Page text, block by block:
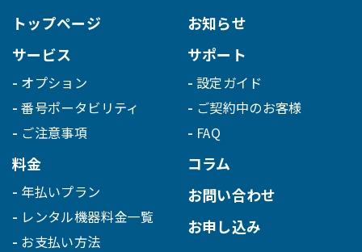
トップページ
サービス
オプション
番号ポータビリティ
ご注意事項
料金
年払いプラン
レンタル機器料金一覧
お支払い方法
お知らせ
サポート
設定ガイド
ご契約中のお客様
FAQ
コラム
お問い合わせ
お申し込み